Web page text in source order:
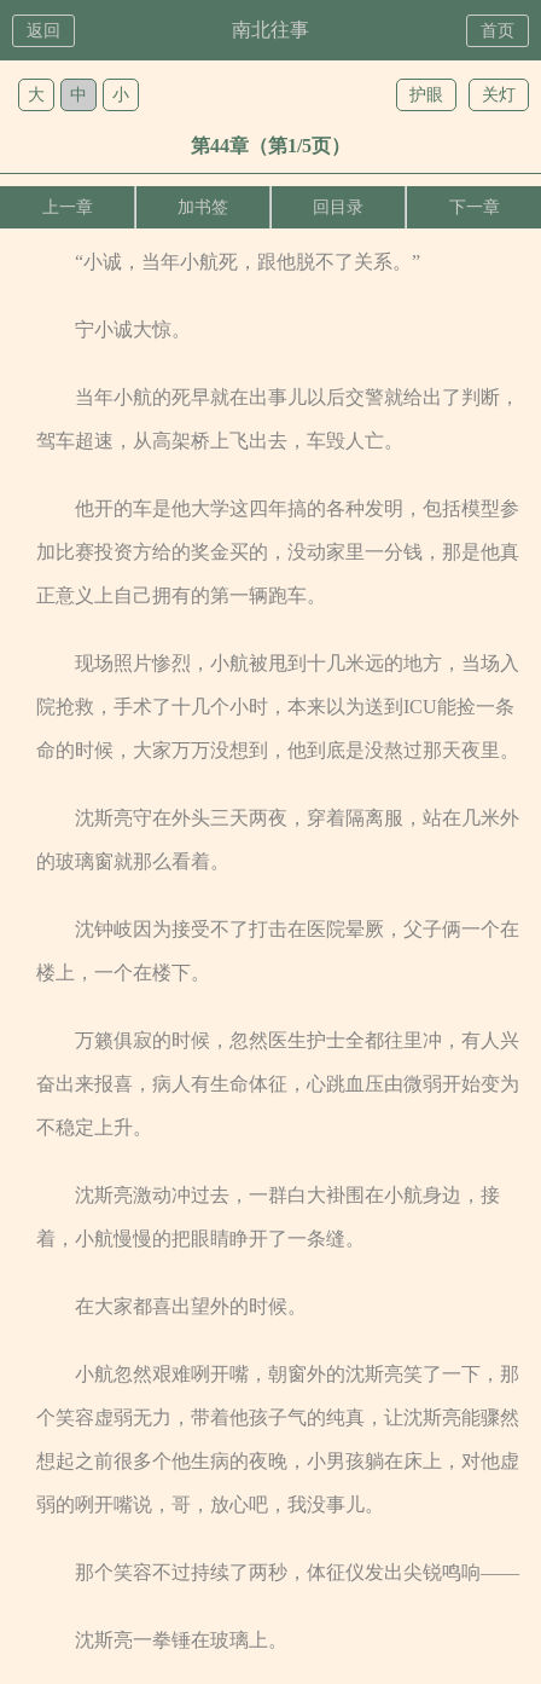
返回 南北往事 首页
关灯
护眼
大 中 小
第44章（第1/5页）
上一章 加书签 回目录 下一章
“小诚，当年小航死，跟他脱不了关系。”
宁小诚大惊。
当年小航的死早就在出事儿以后交警就给出了判断，
驾车超速，从高架桥上飞出去，车毁人亡。
他开的车是他大学这四年搞的各种发明，包括模型参
加比赛投资方给的奖金买的，没动家里一分钱，那是他真
正意义上自己拥有的第一辆跑车。
现场照片惨烈，小航被甩到十几米远的地方，当场入
院抢救，手术了十几个小时，本来以为送到ICU能捡一条
命的时候，大家万万没想到，他到底是没熬过那天夜里。
沈斯亮守在外头三天两夜，穿着隔离服，站在几米外
的玻璃窗就那么看着。
沈钟岐因为接受不了打击在医院晕厥，父子俩一个在
楼上，一个在楼下。
万籁俱寂的时候，忽然医生护士全都往里冲，有人兴
奋出来报喜，病人有生命体征，心跳血压由微弱开始变为
不稳定上升。
沈斯亮激动冲过去，一群白大褂围在小航身边，接
着，小航慢慢的把眼睛睁开了一条缝。
在大家都喜出望外的时候。
小航忽然艰难咧开嘴，朝窗外的沈斯亮笑了一下，那
个笑容虚弱无力，带着他孩子气的纯真，让沈斯亮能骤然
想起之前很多个他生病的夜晚，小男孩躺在床上，对他虚
弱的咧开嘴说，哥，放心吧，我没事儿。
那个笑容不过持续了两秒，体征仪发出尖锐鸣响——
沈斯亮一拳锤在玻璃上。